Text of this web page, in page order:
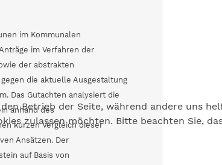
im Kommunalen
im Verfahren der
der abstrakten
die aktuelle Ausgestaltung
Das Gutachten analysiert die
anhand des
kurzen Vergleich dieser
Ansätzen. Der
auf Basis von
Betrieb der Seite, während andere uns
zulassen möchten. Bitte beachten Sie,